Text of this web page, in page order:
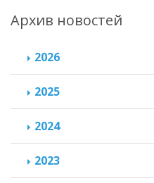
Архив новостей
2026
2025
2024
2023